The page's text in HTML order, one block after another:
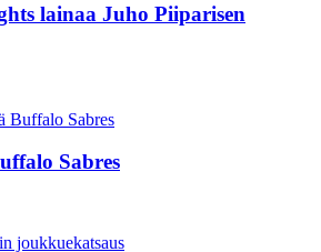
lainaa Juho Piiparisen
Sabres